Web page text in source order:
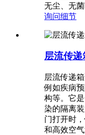
无尘、无菌
询问细节
层流传递
层流传递
例如疾病
构等。它
染的隔离
门打开时
和高效空